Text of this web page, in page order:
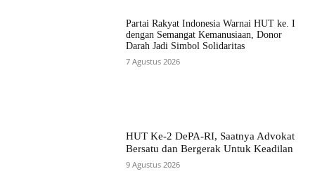
Partai Rakyat Indonesia Warnai HUT ke. I
dengan Semangat Kemanusiaan, Donor
Darah Jadi Simbol Solidaritas
7 Agustus 2026
HUT Ke-2 DePA-RI, Saatnya Advokat
Bersatu dan Bergerak Untuk Keadilan
9 Agustus 2026